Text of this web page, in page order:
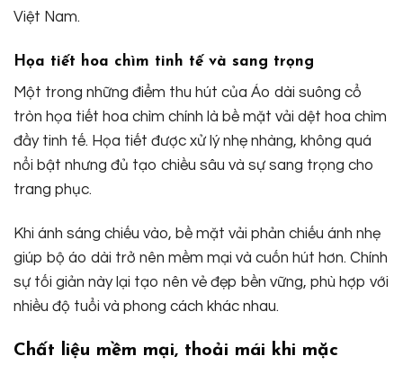
Việt Nam.
Họa tiết hoa chìm tinh tế và sang trọng
Một trong những điểm thu hút của Áo dài suông cổ
tròn họa tiết hoa chìm chính là bề mặt vải dệt hoa chìm
đầy tinh tế. Họa tiết được xử lý nhẹ nhàng, không quá
nổi bật nhưng đủ tạo chiều sâu và sự sang trọng cho
trang phục.
Khi ánh sáng chiếu vào, bề mặt vải phản chiếu ánh nhẹ
giúp bộ áo dài trở nên mềm mại và cuốn hút hơn. Chính
sự tối giản này lại tạo nên vẻ đẹp bền vững, phù hợp với
nhiều độ tuổi và phong cách khác nhau.
Chất liệu mềm mại, thoải mái khi mặc